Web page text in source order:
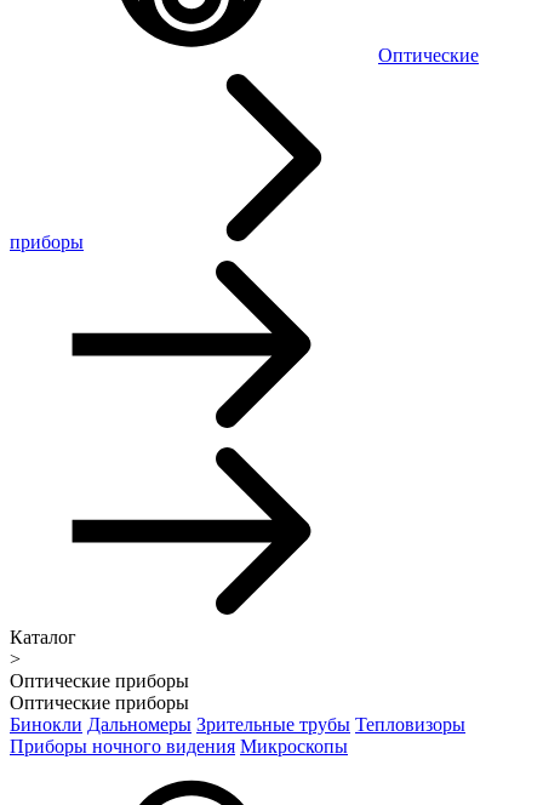
Оптические
приборы
Каталог
>
Оптические приборы
Оптические приборы
Бинокли Дальномеры Зрительные трубы Тепловизоры
Приборы ночного видения Микроскопы